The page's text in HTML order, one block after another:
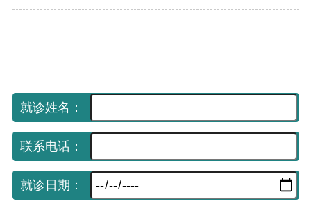
就诊姓名：
联系电话：
就诊日期：